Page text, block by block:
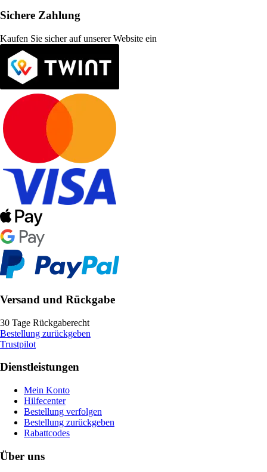
Sichere Zahlung
Kaufen Sie sicher auf unserer Website ein
Versand und Rückgabe
30 Tage Rückgaberecht
Bestellung zurückgeben
Trustpilot
Dienstleistungen
Mein Konto
Hilfecenter
Bestellung verfolgen
Bestellung zurückgeben
Rabattcodes
Über uns